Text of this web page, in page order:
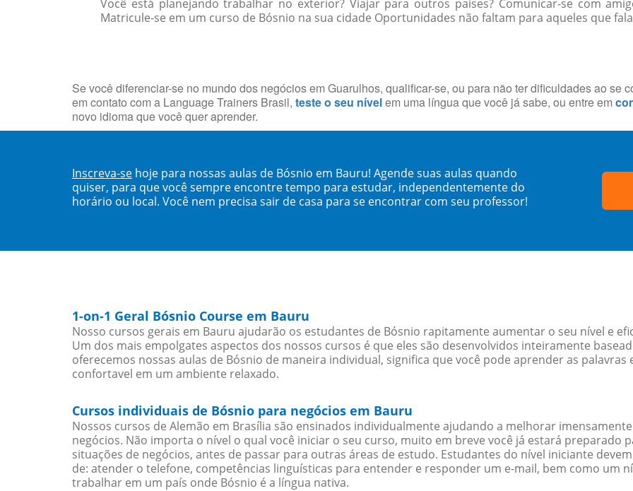
Você está planejando trabalhar no exterior? Viajar para outros países? Comunicar-se com
Matricule-se em um curso de Bósnio na sua cidade Oportunidades não faltam para aqueles que
Se você diferenciar-se no mundo dos negócios em Guarulhos, qualificar-se, ou para não ter dificuldades ao se
em contato com a Language Trainers Brasil, teste o seu nívelem uma língua que você já sabe, ou entre em
novo idioma que você quer aprender.
Inscreva-se hoje para nossas aulas de Bósnio em Bauru! Agende suas aulas quando
quiser, para que você sempre encontre tempo para estudar, independentemente do
horário ou local. Você nem precisa sair de casa para se encontrar com seu professor!
1-on-1 Geral Bósnio Course em Bauru
Nosso cursos gerais em Bauru ajudarão os estudantes de Bósnio rapitamente aumentar o seu nível e
Um dos mais empolgates aspectos dos nossos cursos é que eles são desenvolvidos inteiramente
oferecemos nossas aulas de Bósnio de maneira individual, significa que você pode aprender as palavras
confortavel em um ambiente relaxado.
Cursos individuais de Bósnio para negócios em Bauru
Nossos cursos de Alemão em Brasília são ensinados individualmente ajudando a melhorar
negócios. Não importa o nível o qual você iniciar o seu curso, muito em breve você já estará preparado
situações de negócios, antes de passar para outras áreas de estudo. Estudantes do nível iniciante
de: atender o telefone, competências linguísticas para entender e responder um e-mail, bem como um
trabalhar em um país onde Bósnio é a língua nativa.